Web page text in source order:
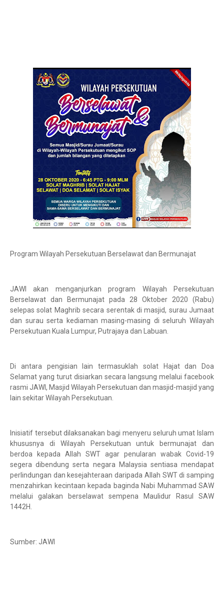
Program Wilayah Persekutuan Berselawat dan Bermunajat
JAWI akan menganjurkan program Wilayah Persekutuan
Berselawat dan Bermunajat pada 28 Oktober 2020 (Rabu)
selepas solat Maghrib secara serentak di masjid, surau Jumaat
dan surau serta kediaman masing-masing di seluruh Wilayah
Persekutuan Kuala Lumpur, Putrajaya dan Labuan.
Di antara pengisian lain termasuklah solat Hajat dan Doa
Selamat yang turut disiarkan secara langsung melalui facebook
rasmi JAWI, Masjid Wilayah Persekutuan dan masjid-masjid yang
lain sekitar Wilayah Persekutuan.
Inisiatif tersebut dilaksanakan bagi menyeru seluruh umat Islam
khususnya di Wilayah Persekutuan untuk bermunajat dan
berdoa kepada Allah SWT agar penularan wabak Covid-19
segera dibendung serta negara Malaysia sentiasa mendapat
perlindungan dan kesejahteraan daripada Allah SWT di samping
menzahirkan kecintaan kepada baginda Nabi Muhammad SAW
melalui galakan berselawat sempena Maulidur Rasul SAW
1442H.
Sumber: JAWI